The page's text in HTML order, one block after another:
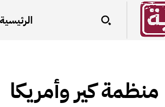
الرئيسية
منظمة كير وأمريكا